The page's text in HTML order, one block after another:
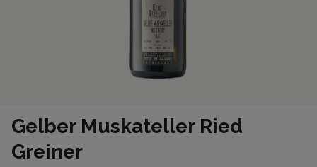
Gelber Muskateller Ried
Greiner